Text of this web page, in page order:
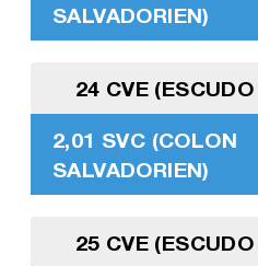
SALVADORIEN)
24 CVE
2,01 SVC (COLON
SALVADORIEN)
25 CVE